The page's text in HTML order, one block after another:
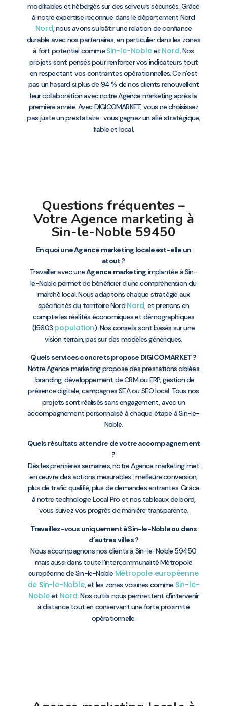
modifiables et hébergés sur des serveurs sécurisés. Grâce
à notre expertise reconnue dans le département Nord
Nord, nous avons su bâtir une relation de confiance
durable avec nos partenaires, en particulier dans les zones
à fort potentiel comme Sin-le-Nobleet Nord. Nos
projets sont pensés pour renforcer vos indicateurs tout
en respectant vos contraintes opérationnelles. Ce n’est
pas un hasard si plus de 94 % de nos clients renouvellent
leur collaboration avec notre Agence marketing après la
première année. Avec DIGICOMARKET, vous ne choisissez
pas juste un prestataire : vous gagnez un allié stratégique,
fiable et local.
Questions fréquentes –
Votre Agence marketing à
Sin-le-Noble 59450
En quoi une Agence marketing locale est-elle un
atout ?
Travailler avec uneAgence marketing implantée à Sin-
le-Noble permet de bénéficier d’une compréhension du
marché local. Nous adaptons chaque stratégie aux
spécificités du territoire NordNord, et prenons en
compte les réalités économiques et démographiques
(15603 population). Nos conseils sont basés sur une
vision terrain, pas sur des modèles génériques.
Quels services concrets propose DIGICOMARKET ?
Notre Agence marketing propose des prestations ciblées
: branding, développement de CRM ou ERP, gestion de
présence digitale, campagnes SEA ou SEO local. Tous nos
projets sont réalisés sans engagement, avec un
accompagnement personnalisé à chaque étape à Sin-le-
Noble.
Quels résultats attendre de votre accompagnement
?
Dès les premières semaines, notre Agence marketing met
en œuvre des actions mesurables : meilleure conversion,
plus de trafic qualifié, plus de demandes entrantes. Grâce
à notre technologie Local Pro et nos tableaux de bord,
vous suivez vos progrès de manière transparente.
Travaillez-vous uniquement à Sin-le-Noble ou dans
d’autres villes ?
Nous accompagnons nos clients à Sin-le-Noble 59450
mais aussi dans toute l’intercommunalité Métropole
européenne de Sin-le-Noble Métropole européenne
de Sin-le-Noble, et les zones voisines comme Sin-le-
Nobleet Nord. Nos outils nous permettent d’intervenir
à distance tout en conservant une forte proximité
opérationnelle.